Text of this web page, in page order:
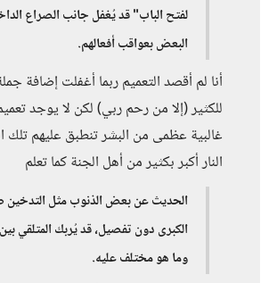
لفتح الباب" قد يُغفل جانب الصراع
البعض بعواقب أفعالهم.
أنا لم أقصد التعميم ربما أغفلت إضافة
للكثير (إلا من رحم ربي) لكن لا يوجد
غالبية عظمى من البشر تنطبق عليهم تلك
النار أكبر بكثير من أهل الجنة كما تعلم
الحديث عن بعض الذنوب مثل التدخين
الكبرى دون تفصيل، قد يُربك المتلقي
وما هو مختلف عليه.